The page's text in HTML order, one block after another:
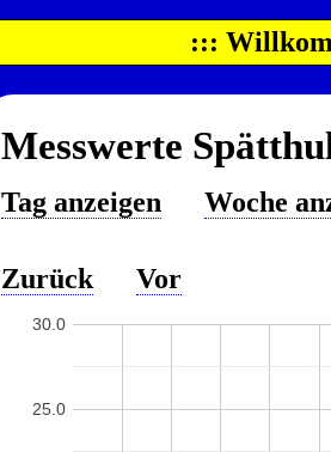
:::
Messwerte
Tag anzeigen Woche
Zurück Vor
25.0
30.0